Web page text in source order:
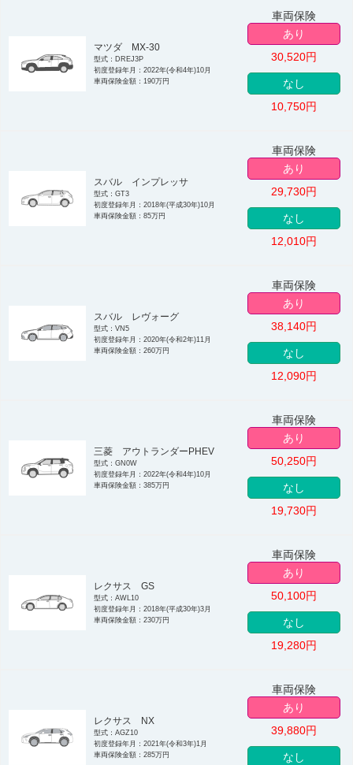
マツダ MX-30
型式：DREJ3P
初度登録年月：2022年(令和4年)10月
車両保険金額：190万円
車両保険
あり
30,520円
なし
10,750円
スバル インプレッサ
型式：GT3
初度登録年月：2018年(平成30年)10月
車両保険金額：85万円
車両保険
あり
29,730円
なし
12,010円
スバル レヴォーグ
型式：VN5
初度登録年月：2020年(令和2年)11月
車両保険金額：260万円
車両保険
あり
38,140円
なし
12,090円
三菱 アウトランダーPHEV
型式：GN0W
初度登録年月：2022年(令和4年)10月
車両保険金額：385万円
車両保険
あり
50,250円
なし
19,730円
レクサス GS
型式：AWL10
初度登録年月：2018年(平成30年)3月
車両保険金額：230万円
車両保険
あり
50,100円
なし
19,280円
レクサス NX
型式：AGZ10
初度登録年月：2021年(令和3年)1月
車両保険金額：285万円
車両保険
あり
39,880円
なし